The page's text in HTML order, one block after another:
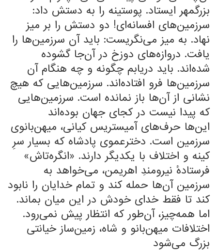
بزرگمهر ایستاد. پوستینه را به دستش داد:
سرزمین‌های افسانه‌ای! دو دستش را بر میز
نهاد. به میز می‌نگریست: باید آن سرزمین‌ها را
یافت. دروازه‌های دوزخ در آن‌جا گشوده
شده‌اند. باید دریابم چگونه و چه هنگام آن
سرزمین‌ها فرو افتاده‌اند. سرزمین‌هایی که هیچ
نشانی از آن‌ها باز نمانده است. سرزمین‌هایی
که پیدا نیست در کجای جهان بوده‌اند
این‌ها حرف‌های آمیستریس کیانی، میهن‌بانوی
سرزمین است. دخترعموی پادشاه که بسیار سرِ
کینه و اختلاف با یکدیگر دارند. «انگره‌تاش»
فرستادهٔ نیرومندِ اهریمن، می‌خواهد به
سرزمین آن‌ها حمله کند و تمام خدایان را نابود
کند تا فقط خدای خودش در این میان بماند.
اما همه‌چیز، آن‌طور که انتظار پیش نمی‌رود.
اختلافات میهن‌بانو و شاه، زمین‌ساز خیانتی
بزرگ می‌شود